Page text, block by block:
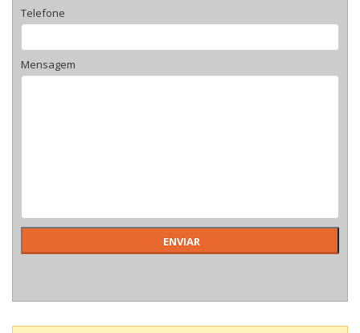
Telefone
Mensagem